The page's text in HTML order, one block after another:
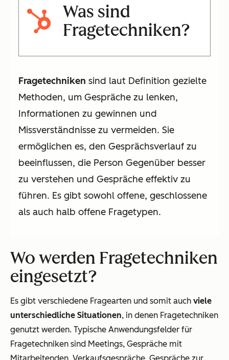
Was sind
Fragetechniken?
Fragetechniken sind laut Definition gezielte
Methoden, um Gespräche zu lenken,
Informationen zu gewinnen und
Missverständnisse zu vermeiden. Sie
ermöglichen es, den Gesprächsverlauf zu
beeinflussen, die Person Gegenüber besser
zu verstehen und Gespräche effektiv zu
führen. Es gibt sowohl offene, geschlossene
als auch halb offene Fragetypen.
Wo werden Fragetechniken
eingesetzt?
Es gibt verschiedene Fragearten und somit auch viele
unterschiedliche Situationen, in denen Fragetechniken
genutzt werden. Typische Anwendungsfelder für
Fragetechniken sind Meetings, Gespräche mit